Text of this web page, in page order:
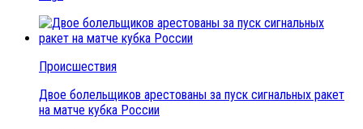
Происшествия
Двое болельщиков арестованы за пуск сигнальных ракет
на матче кубка России